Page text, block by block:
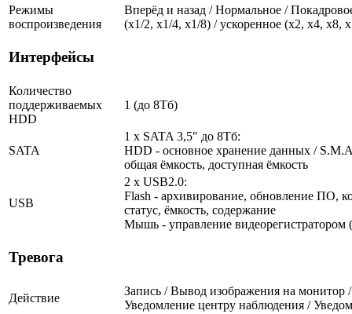
Режимы
воспроизведения
Вперёд и назад / Нормальное /
(х1/2, х1/4, х1/8) / ускоренное (х2, х4, х8,
Интерфейсы
Количество
поддерживаемых
HDD
1 (до 8Тб)
SATA
1 x SATA 3,5" до 8Тб:
HDD - основное хранение данных /
общая ёмкость, доступная ёмкость
USB
2 x USB2.0:
Flash - архивирование, обновление ПО,
статус, ёмкость, содержание
Мышь - управление видеорегистратором
Тревога
Действие
Запись / Вывод изображения на монитор
Уведомление центру наблюдения /